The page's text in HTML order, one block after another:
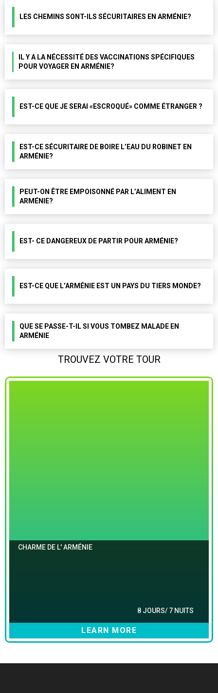
LES CHEMINS SONT-ILS SÉCURITAIRES EN ARMÉNIE?
IL Y A LA NÉCESSITÉ DES VACCINATIONS SPÉCIFIQUES
POUR VOYAGER EN ARMÉNIE?
EST-CE QUE JE SERAI «ESCROQUÉ» COMME ÉTRANGER ?
EST-CE SÉCURITAIRE DE BOIRE L’EAU DU ROBINET EN
ARMÉNIE?
PEUT-ON ÊTRE EMPOISONNÉ PAR L’ALIMENT EN
ARMÉNIE?
EST- CE DANGEREUX DE PARTIR POUR ARMÉNIE?
EST-CE QUE L’ARMÉNIE EST UN PAYS DU TIERS MONDE?
QUE SE PASSE-T-IL SI VOUS TOMBEZ MALADE EN
ARMÉNIE
TROUVEZ VOTRE TOUR
CHARME DE L' ARMÉNIE
8 JOURS/ 7 NUITS
LEARN MORE